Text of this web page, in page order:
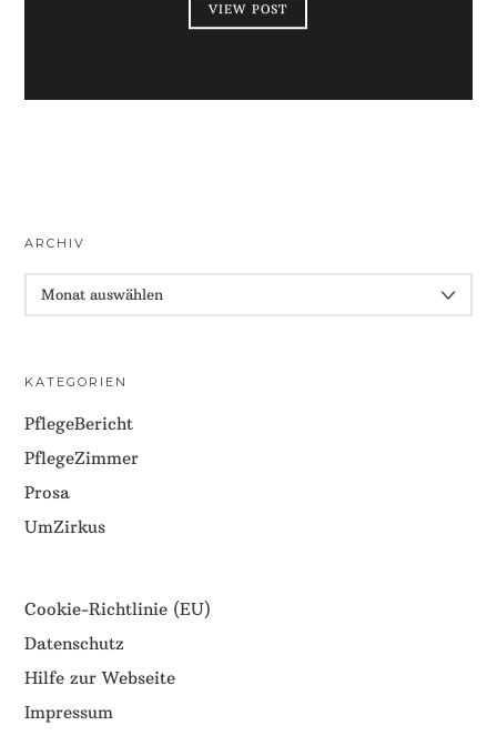
VIEW POST
ARCHIV
KATEGORIEN
PflegeBericht
PflegeZimmer
Prosa
UmZirkus
Cookie-Richtlinie (EU)
Datenschutz
Hilfe zur Webseite
Impressum